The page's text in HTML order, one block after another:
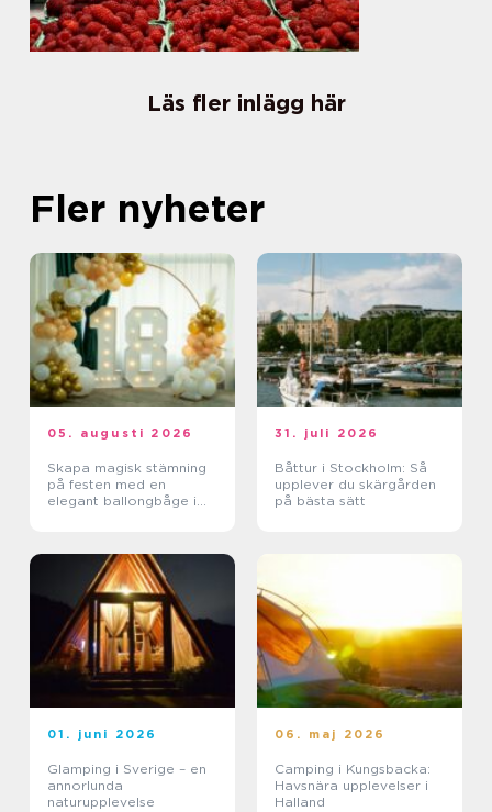
Läs fler inlägg här
Fler nyheter
05. augusti 2026
Skapa magisk stämning
på festen med en
elegant ballongbåge i
31. juli 2026
Båttur i Stockholm: Så
upplever du skärgården
på bästa sätt
01. juni 2026
Glamping i Sverige – en
annorlunda
naturupplevelse
06. maj 2026
Camping i Kungsbacka:
Havsnära upplevelser i
Halland